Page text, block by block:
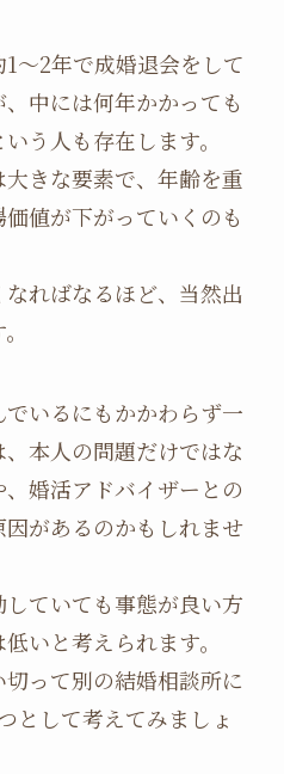
～2年で成婚退会をして
中には何年かかっても
う人も存在します。
きな要素で、年齢を重
値が下がっていくのも
ればなるほど、当然出
いるにもかかわらず一
本人の問題だけではな
婚活アドバイザーとの
があるのかもしれませ
ていても事態が良い方
いと考えられます。
って別の結婚相談所に
として考えてみましょ